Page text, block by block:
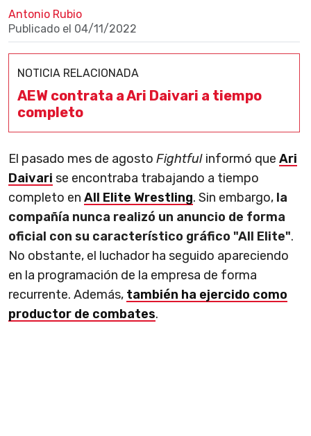
Antonio Rubio
Publicado el 04/11/2022
NOTICIA RELACIONADA
AEW contrata a Ari Daivari a tiempo
completo
El pasado mes de agosto Fightful informó que Ari
Daivari se encontraba trabajando a tiempo
completo en All Elite Wrestling. Sin embargo, la
compañía nunca realizó un anuncio de forma
oficial con su característico gráfico "All Elite".
No obstante, el luchador ha seguido apareciendo
en la programación de la empresa de forma
recurrente. Además, también ha ejercido como
productor de combates.